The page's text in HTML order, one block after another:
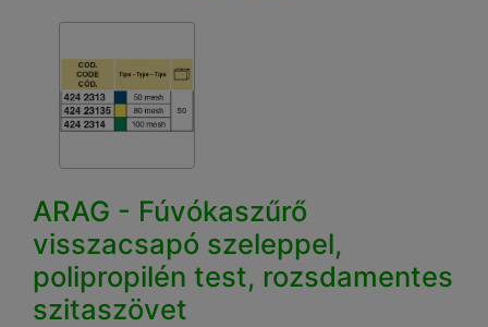
ARAG - Fúvókaszűrő
visszacsapó szeleppel,
polipropilén test, rozsdamentes
szitaszövet